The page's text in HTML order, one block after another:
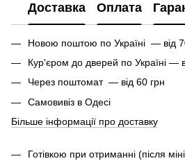
Доставка Оплата
Новою поштою по Україні — від
Кур'єром до дверей по Україні —
Через поштомат — від 60 грн
Самовивіз в Одесі
Більше інформації про доставку
Готівкою при отриманні (після